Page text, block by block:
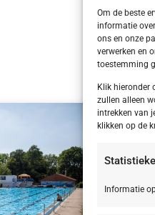
Om de beste
informatie
ons en onze
verwerken en
toestemming
Klik hieronder
zullen alleen
intrekken van
klikken op de
Informatie